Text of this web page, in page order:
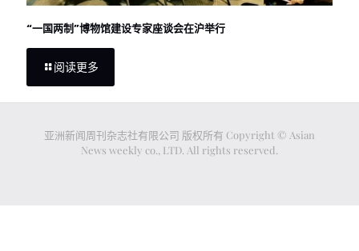
“一国两制”博物馆建设专家座谈会在沪举行
阅读更多
亚洲新闻周刊杂志社有限公司 版权所有 Copyright © Asian
News weekly co., LTD. All rights reserved.